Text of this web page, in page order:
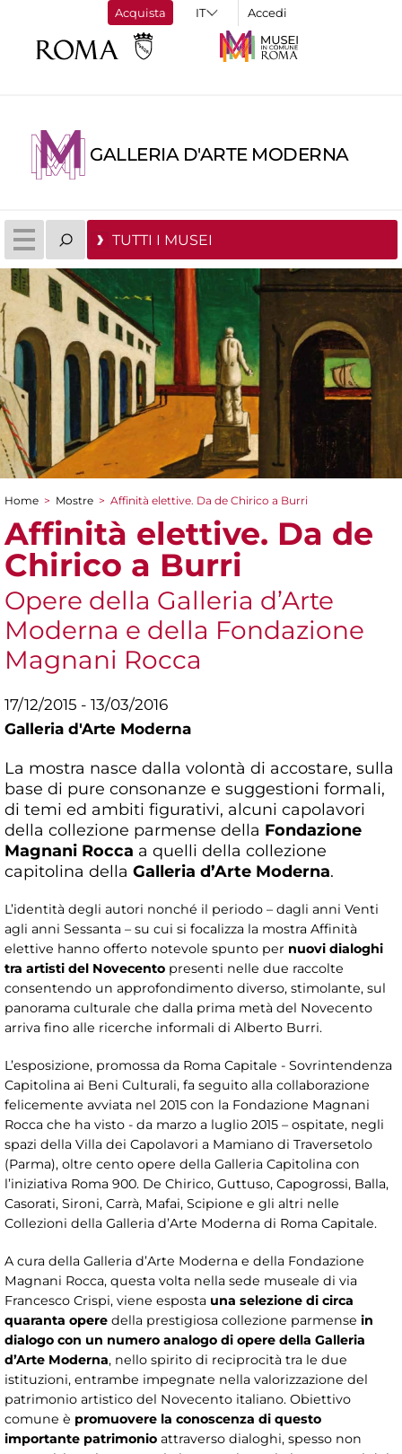
Acquista Accedi
GALLERIA D'ARTE MODERNA
TUTTI I MUSEI
Tu sei qui
Home > Mostre > Affinità elettive. Da de Chirico a Burri
Affinità elettive. Da de
Chirico a Burri
Opere della Galleria d’Arte
Moderna e della Fondazione
Magnani Rocca
17/12/2015 - 13/03/2016
Galleria d'Arte Moderna
La mostra nasce dalla volontà di accostare, sulla
base di pure consonanze e suggestioni formali,
di temi ed ambiti figurativi, alcuni capolavori
della collezione parmense della Fondazione
Magnani Rocca a quelli della collezione
capitolina della Galleria d’Arte Moderna.
L’identità degli autori nonché il periodo – dagli anni Venti
agli anni Sessanta – su cui si focalizza la mostra Affinità
elettive hanno offerto notevole spunto per nuovi dialoghi
tra artisti del Novecento presenti nelle due raccolte
consentendo un approfondimento diverso, stimolante, sul
panorama culturale che dalla prima metà del Novecento
arriva fino alle ricerche informali di Alberto Burri.
L’esposizione, promossa da Roma Capitale - Sovrintendenza
Capitolina ai Beni Culturali, fa seguito alla collaborazione
felicemente avviata nel 2015 con la Fondazione Magnani
Rocca che ha visto - da marzo a luglio 2015 – ospitate, negli
spazi della Villa dei Capolavori a Mamiano di Traversetolo
(Parma), oltre cento opere della Galleria Capitolina con
l’iniziativa Roma 900. De Chirico, Guttuso, Capogrossi, Balla,
Casorati, Sironi, Carrà, Mafai, Scipione e gli altri nelle
Collezioni della Galleria d’Arte Moderna di Roma Capitale.
A cura della Galleria d’Arte Moderna e della Fondazione
Magnani Rocca, questa volta nella sede museale di via
Francesco Crispi, viene esposta una selezione di circa
quaranta opere della prestigiosa collezione parmense in
dialogo con un numero analogo di opere della Galleria
d’Arte Moderna, nello spirito di reciprocità tra le due
istituzioni, entrambe impegnate nella valorizzazione del
patrimonio artistico del Novecento italiano. Obiettivo
comune è promuovere la conoscenza di questo
importante patrimonio attraverso dialoghi, spesso non